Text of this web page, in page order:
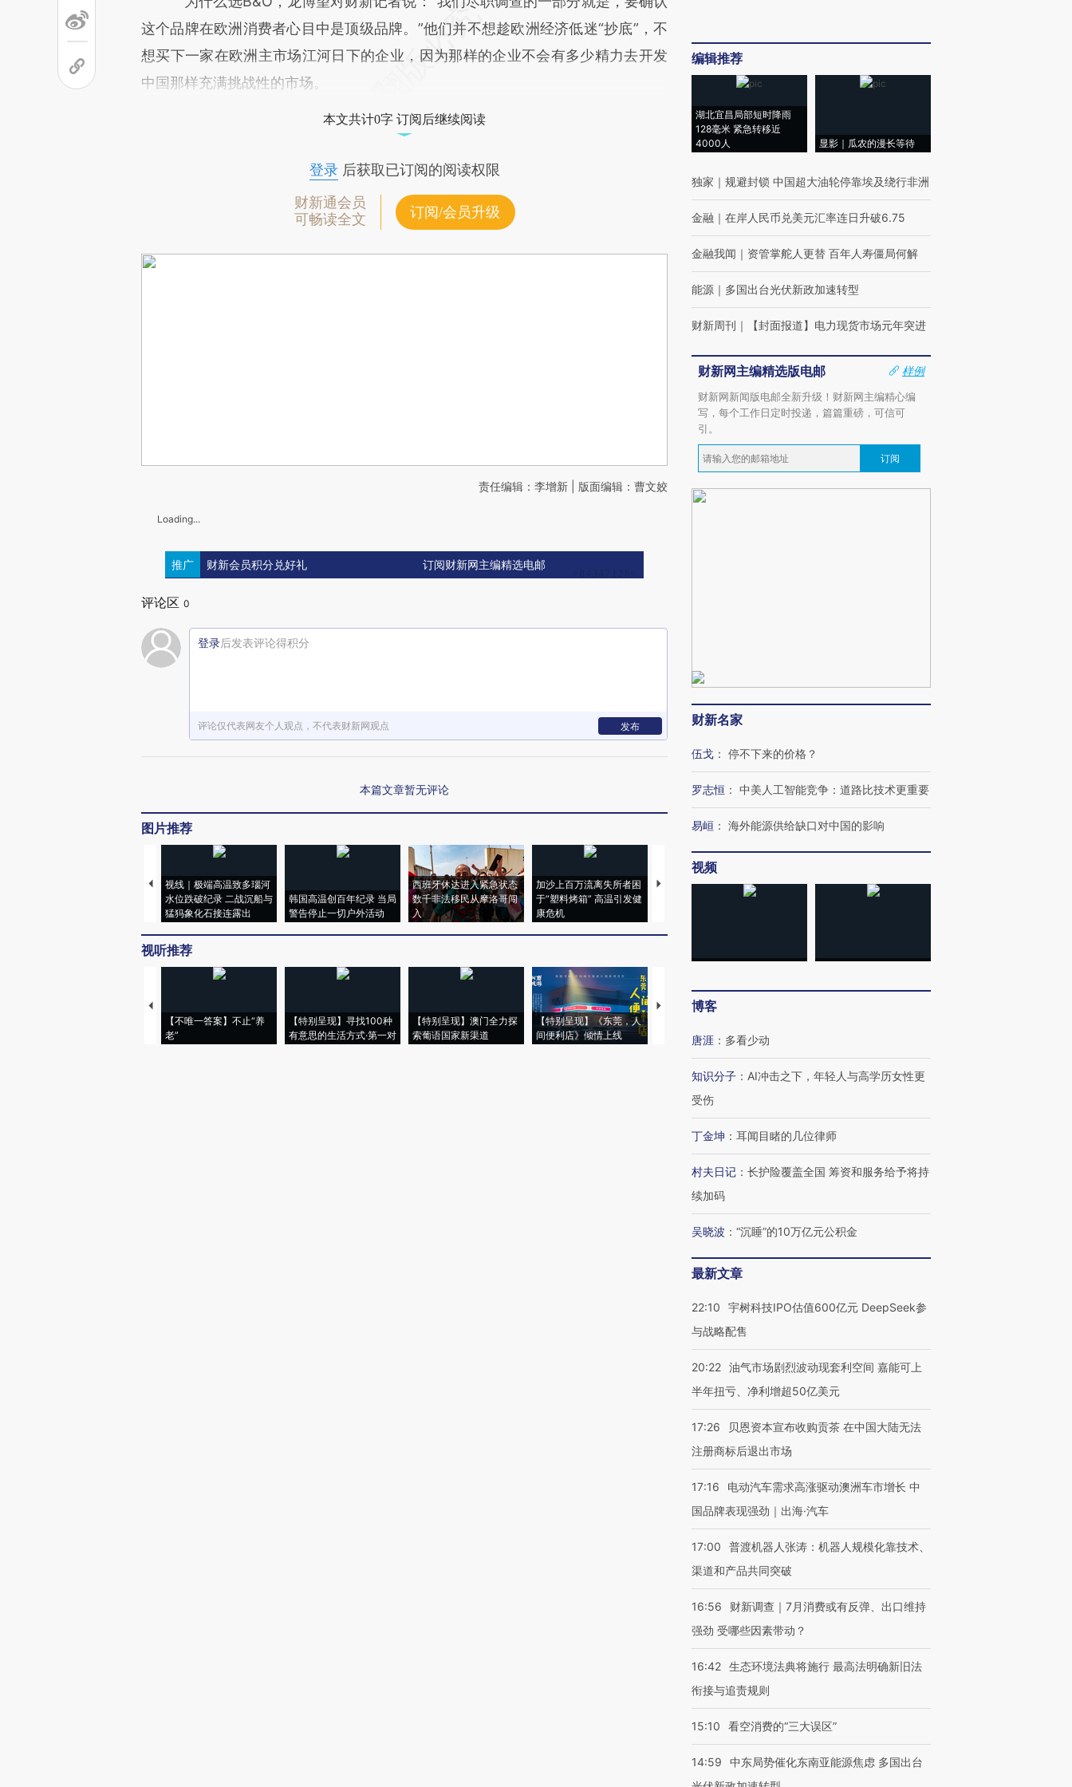
这个品牌在欧洲消费者心目中是顶级品牌。”他们并不想趁欧洲经济低迷“抄底”，不
想买下一家在欧洲主市场江河日下的企业，因为那样的企业不会有多少精力去开发
中国那样充满挑战性的市场。
本文共计0字 订阅后继续阅读
登录后获取已订阅的阅读权限
财新通会员
可畅读全文
订阅/会员升级
责任编辑：李增新 | 版面编辑：曹文姣
Loading...
推广 财新会员积分兑好礼 订阅财新网主编精选电邮
评论区 0
登录后发表评论得积分
评论仅代表网友个人观点，不代表财新网观点 发布
本篇文章暂无评论
图片推荐
视线｜极端高温致多瑙河
水位跌破纪录 二战沉船与
猛犸象化石接连露出
韩国高温创百年纪录 当局
警告停止一切户外活动
西班牙休达进入紧急状态
数千非法移民从摩洛哥闯
入
加沙上百万流离失所者困
于“塑料烤箱” 高温引发健
康危机
视线｜HYROX的吸金
术：是什么让中产们甘
马航飞行员跨国走私7万
粒摇头丸 尿检体内含3种
视线｜被称为“蟑螂”的印
视听推荐
【不唯一答案】不止“养
老”
【特别呈现】寻找100种
有意思的生活方式·第一对
【特别呈现】澳门全力探
索葡语国家新渠道
【特别呈现】《东莞，人
间便利店》倾情上线
【推广】走进第四届链博
编辑推荐
湖北宜昌局部短时降雨
128毫米 紧急转移近
4000人
显影｜瓜农的漫长等待
独家 ｜ 规避封锁 中国超大油轮停靠埃及绕行非洲
金融 ｜ 在岸人民币兑美元汇率连日升破6.75
金融我闻 ｜ 资管掌舵人更替 百年人寿僵局何解
能源 ｜ 多国出台光伏新政加速转型
财新周刊 ｜ 【封面报道】电力现货市场元年突进
财新网主编精选版电邮
样例
财新网新闻版电邮全新升级！财新网主编精心编
写，每个工作日定时投递，篇篇重磅，可信可
引。
订阅
财新名家
伍戈 ： 停不下来的价格？
罗志恒 ： 中美人工智能竞争：道路比技术更重要
易峘 ： 海外能源供给缺口对中国的影响
视频
博客
唐涯 ： 多看少动
知识分子 ： AI冲击之下，年轻人与高学历女性更
受伤
丁金坤 ： 耳闻目睹的几位律师
村夫日记 ： 长护险覆盖全国 筹资和服务给予将持
续加码
吴晓波 ： “沉睡”的10万亿元公积金
最新文章
22:10
宇树科技IPO估值600亿元 DeepSeek参
与战略配售
20:22 油气市场剧烈波动现套利空间 嘉能可上
半年扭亏、净利增超50亿美元
17:26
贝恩资本宣布收购贡茶 在中国大陆无法
注册商标后退出市场
17:16
电动汽车需求高涨驱动澳洲车市增长 中
国品牌表现强劲｜出海·汽车
17:00
普渡机器人张涛：机器人规模化靠技术、
渠道和产品共同突破
16:56
财新调查｜7月消费或有反弹、出口维持
强劲 受哪些因素带动？
16:42 生态环境法典将施行 最高法明确新旧法
衔接与追责规则
15:10 看空消费的“三大误区”
14:59
中东局势催化东南亚能源焦虑 多国出台